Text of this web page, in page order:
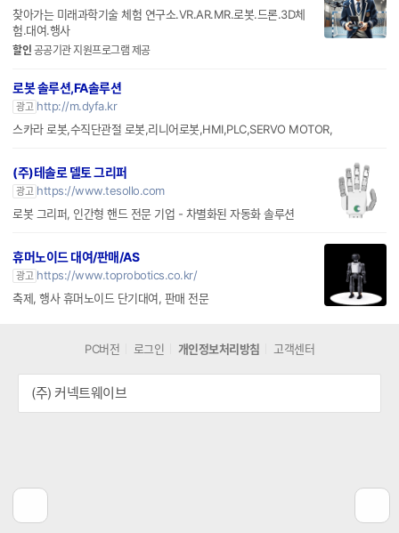
찾아가는 미래과학기술 체험 연구소.VR.AR.MR.로봇.드론.3D체
험.대여.행사
할인 공공기관 지원프로그램 제공
로봇 솔루션,FA솔루션
광고 http://m.dyfa.kr
스카라 로봇,수직단관절 로봇,리니어로봇,HMI,PLC,SERVO MOTOR,
(주)테솔로 델토 그리퍼
광고 https://www.tesollo.com
로봇 그리퍼, 인간형 핸드 전문 기업 - 차별화된 자동화 솔루션
휴머노이드 대여/판매/AS
광고 https://www.toprobotics.co.kr/
축제, 행사 휴머노이드 단기대여, 판매 전문
PC버전 로그인 개인정보처리방침 고객센터
(주) 커넥트웨이브